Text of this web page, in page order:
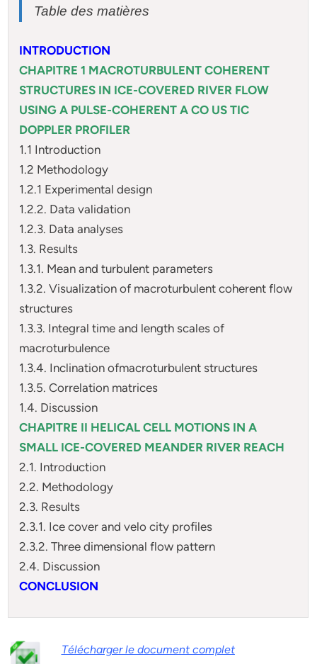
Table des matières
INTRODUCTION
CHAPITRE 1 MACROTURBULENT COHERENT
STRUCTURES IN ICE-COVERED RIVER FLOW
USING A PULSE-COHERENT A CO US TIC
DOPPLER PROFILER
1.1 Introduction
1.2 Methodology
1.2.1 Experimental design
1.2.2. Data validation
1.2.3. Data analyses
1.3. Results
1.3.1. Mean and turbulent parameters
1.3.2. Visualization of macroturbulent coherent flow
structures
1.3.3. Integral time and length scales of
macroturbulence
1.3.4. Inclination ofmacroturbulent structures
1.3.5. Correlation matrices
1.4. Discussion
CHAPITRE II HELICAL CELL MOTIONS IN A
SMALL ICE-COVERED MEANDER RIVER REACH
2.1. Introduction
2.2. Methodology
2.3. Results
2.3.1. Ice cover and velo city profiles
2.3.2. Three dimensional flow pattern
2.4. Discussion
CONCLUSION
Télécharger le document complet